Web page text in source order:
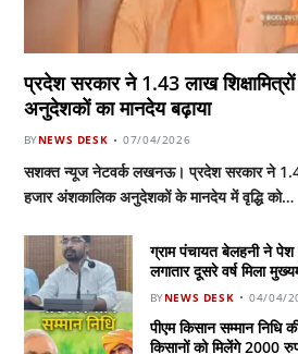
प्रदेश सरकार ने 1.43 लाख
अनुदेशकों का मानदेय बढ़ाया
BYNEWS DESK 07/04/2026
सशक्त न्यूज नेटवर्क लखनऊ। प्रदेश सरकार ने
हजार अंशकालिक अनुदेशकों के मानदेय में वृद्धि को…
ग्राम पंचायत बेलहनी ने पेश
लगातार दूसरे वर्ष मिला
BYNEWS DESK 04/04/
पीएम किसान सम्मान निधि
किसानों को मिलेंगे 2000